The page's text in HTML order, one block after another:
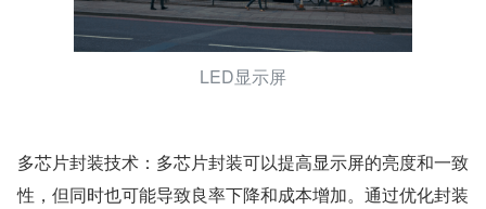
LED显示屏
多芯片封装技术：多芯片封装可以提高显示屏的亮度和一致
性，但同时也可能导致良率下降和成本增加。通过优化封装